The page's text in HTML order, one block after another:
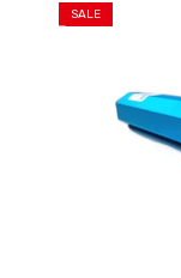
SALE